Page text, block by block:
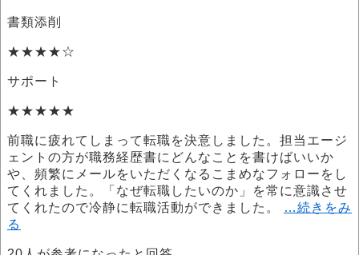
書類添削
★★★★☆
サポート
★★★★★
前職に疲れてしまって転職を決意しました。担当エージ
ェントの方が職務経歴書にどんなことを書けばいいか
や、頻繁にメールをいただくなるこまめなフォローをし
てくれました。「なぜ転職したいのか」を常に意識させ
てくれたので冷静に転職活動ができました。
…続きをみ
る